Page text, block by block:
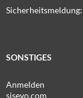
SONSTIGES
Anmelden
sisevo.com